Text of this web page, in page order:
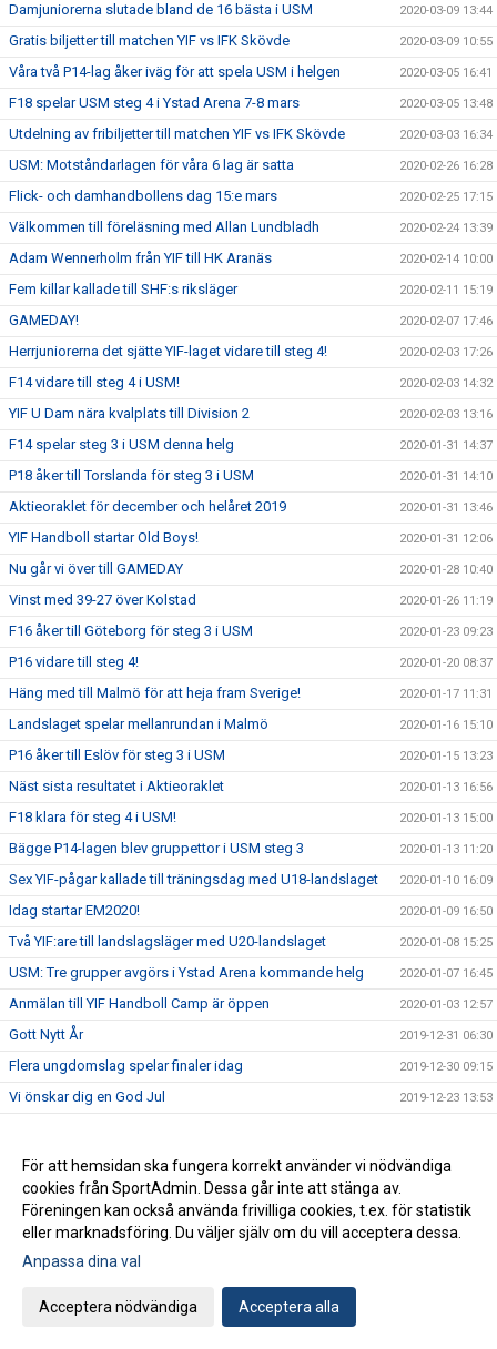
Damjuniorerna slutade bland de 16 bästa i USM 2020-03-09 13:44
Gratis biljetter till matchen YIF vs IFK Skövde 2020-03-09 10:55
Våra två P14-lag åker iväg för att spela USM i helgen 2020-03-05 16:41
F18 spelar USM steg 4 i Ystad Arena 7-8 mars 2020-03-05 13:48
Utdelning av fribiljetter till matchen YIF vs IFK Skövde 2020-03-03 16:34
USM: Motståndarlagen för våra 6 lag är satta 2020-02-26 16:28
Flick- och damhandbollens dag 15:e mars 2020-02-25 17:15
Välkommen till föreläsning med Allan Lundbladh 2020-02-24 13:39
Adam Wennerholm från YIF till HK Aranäs 2020-02-14 10:00
Fem killar kallade till SHF:s riksläger 2020-02-11 15:19
GAMEDAY! 2020-02-07 17:46
Herrjuniorerna det sjätte YIF-laget vidare till steg 4! 2020-02-03 17:26
F14 vidare till steg 4 i USM! 2020-02-03 14:32
YIF U Dam nära kvalplats till Division 2 2020-02-03 13:16
F14 spelar steg 3 i USM denna helg 2020-01-31 14:37
P18 åker till Torslanda för steg 3 i USM 2020-01-31 14:10
Aktieoraklet för december och helåret 2019 2020-01-31 13:46
YIF Handboll startar Old Boys! 2020-01-31 12:06
Nu går vi över till GAMEDAY 2020-01-28 10:40
Vinst med 39-27 över Kolstad 2020-01-26 11:19
F16 åker till Göteborg för steg 3 i USM 2020-01-23 09:23
P16 vidare till steg 4! 2020-01-20 08:37
Häng med till Malmö för att heja fram Sverige! 2020-01-17 11:31
Landslaget spelar mellanrundan i Malmö 2020-01-16 15:10
P16 åker till Eslöv för steg 3 i USM 2020-01-15 13:23
Näst sista resultatet i Aktieoraklet 2020-01-13 16:56
F18 klara för steg 4 i USM! 2020-01-13 15:00
Bägge P14-lagen blev gruppettor i USM steg 3 2020-01-13 11:20
Sex YIF-pågar kallade till träningsdag med U18-landslaget 2020-01-10 16:09
Idag startar EM2020! 2020-01-09 16:50
Två YIF:are till landslagsläger med U20-landslaget 2020-01-08 15:25
USM: Tre grupper avgörs i Ystad Arena kommande helg 2020-01-07 16:45
Anmälan till YIF Handboll Camp är öppen 2020-01-03 12:57
Gott Nytt År 2019-12-31 06:30
Flera ungdomslag spelar finaler idag 2019-12-30 09:15
Vi önskar dig en God Jul 2019-12-23 13:53
NYHET: Nystart av GRIPEN BAREN! 2019-12-18 16:36
Häng med i supporterbussen till Kristianstad 2019-12-13 11:24
Krönika: Två toppmatcher är vår tidiga julklapp till dig
Lagen i SHE och Handbollsligan har spelat matcher för
#viställerupp
F16 vidare till steg 3 - härligt tjejer!
Ikväll pratar vi värdegrunder på Litemer
För att hemsidan ska fungera korrekt använder vi nödvändiga
cookies från SportAdmin. Dessa går inte att stänga av.
Föreningen kan också använda frivilliga cookies, t.ex. för statistik
eller marknadsföring. Du väljer själv om du vill acceptera dessa.
Anpassa dina val
Acceptera nödvändiga Acceptera alla